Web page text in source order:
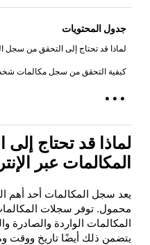
جدول المحتويات
لماذا قد تحتاج إلى التحقق من سجل
كيفية التحقق من سجل مكالمات
...
لماذا قد تحتاج
المكالمات عبر
يعد سجل المكالمات أحد أهم
محمول. توفر سجلات
المكالمات الواردة والصادرة
يتضمن ذلك أيضًا تاريخ ووقت